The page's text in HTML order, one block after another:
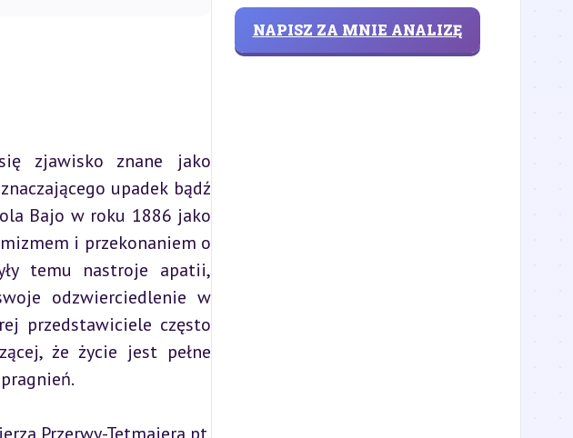
zjawisko znane jako
upadek bądź
Bajo w roku 1886 jako
i przekonaniem o
temu nastroje apatii,
odzwierciedlenie w
przedstawiciele często
że życie jest pełne
NAPISZ ZA MNIE ANALIZĘ